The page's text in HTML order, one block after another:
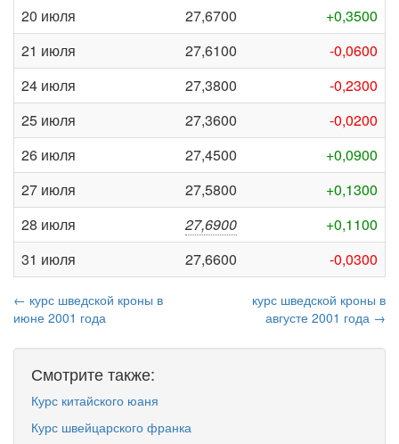
20 июля
27,6700
+0,3500
21 июля
27,6100
-0,0600
24 июля
27,3800
-0,2300
25 июля
27,3600
-0,0200
26 июля
27,4500
+0,0900
27 июля
27,5800
+0,1300
28 июля
27,6900
+0,1100
31 июля
27,6600 -0,0300
← курс шведской кроны в
июне 2001 года
курс шведской кроны в
августе 2001 года →
Смотрите также:
Курс китайского юаня
Курс швейцарского франка